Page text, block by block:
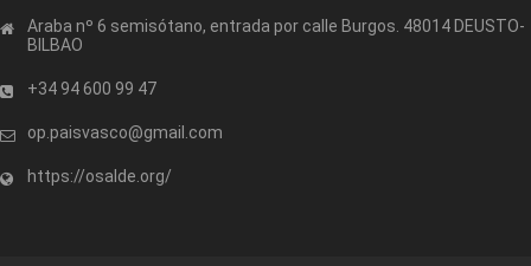
Araba nº 6 semisótano, entrada por calle Burgos. 48014 DEUSTO-
BILBAO
+34 94 600 99 47
op.paisvasco@gmail.com
https://osalde.org/